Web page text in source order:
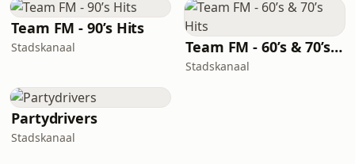
Team FM - 90’s Hits
Stadskanaal Team FM - 60’s & 70’s Hits
Stadskanaal
Partydrivers
Stadskanaal